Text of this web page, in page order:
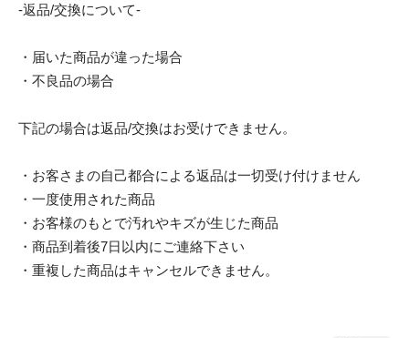
-返品/交換について-
・届いた商品が違った場合
・不良品の場合
下記の場合は返品/交換はお受けできません。
・お客さまの自己都合による返品は一切受け付けません
・一度使用された商品
・お客様のもとで汚れやキズが生じた商品
・商品到着後7日以内にご連絡下さい
・重複した商品はキャンセルできません。